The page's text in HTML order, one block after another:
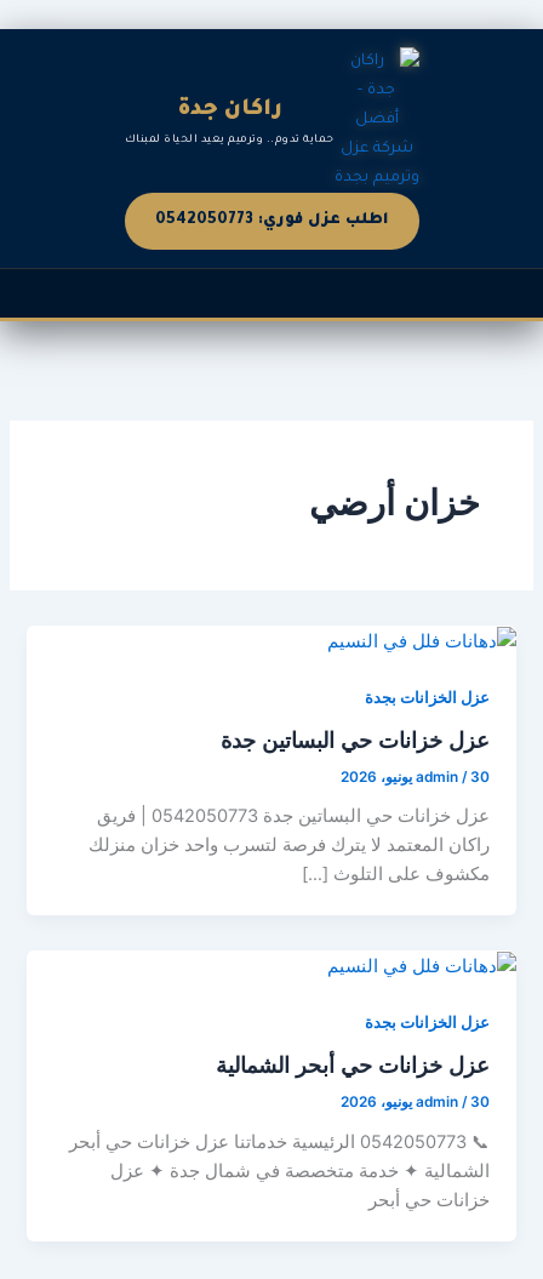
راكان جدة
حماية تدوم.. وترميم يعيد الحياة لمبناك
اطلب عزل فوري: 0542050773
خزان أرضي
عزل الخزانات بجدة
عزل خزانات حي البساتين جدة
admin /30 يونيو، 2026
عزل خزانات حي البساتين جدة 0542050773 | فريق
راكان المعتمد لا يترك فرصة لتسرب واحد خزان منزلك
مكشوف على التلوث […]
عزل الخزانات بجدة
عزل خزانات حي أبحر الشمالية
admin /30 يونيو، 2026
📞 0542050773 الرئيسية خدماتنا عزل خزانات حي أبحر
الشمالية ✦ خدمة متخصصة في شمال جدة ✦ عزل
خزانات حي أبحر